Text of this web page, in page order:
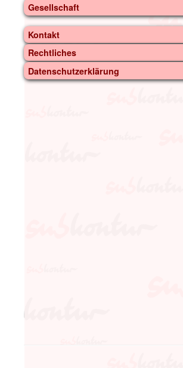
Gesellschaft
Kontakt
Rechtliches
Datenschutzerklärung